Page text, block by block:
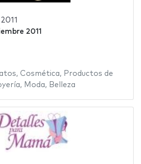
2011
, Cosmética, Productos de
, Moda, Belleza